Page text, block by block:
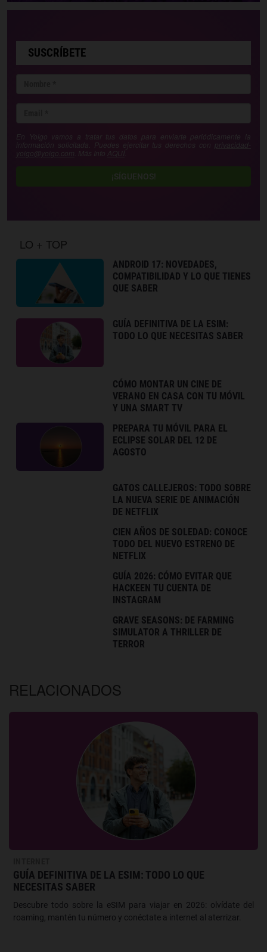
SUSCRÍBETE
En Yoigo vamos a tratar tus datos para enviarte periódicamente la
información solicitada. Puedes ejercitar tus derechos con privacidad-
yoigo@yoigo.com . Más Info AQUÍ
¡SÍGUENOS!
LO + TOP
ANDROID 17: NOVEDADES,
COMPATIBILIDAD Y LO QUE TIENES
QUE SABER
GUÍA DEFINITIVA DE LA ESIM:
TODO LO QUE NECESITAS SABER
CÓMO MONTAR UN CINE DE
VERANO EN CASA CON TU MÓVIL
Y UNA SMART TV
PREPARA TU MÓVIL PARA EL
ECLIPSE SOLAR DEL 12 DE
AGOSTO
GATOS CALLEJEROS: TODO SOBRE
LA NUEVA SERIE DE ANIMACIÓN
DE NETFLIX
CIEN AÑOS DE SOLEDAD: CONOCE
TODO DEL NUEVO ESTRENO DE
NETFLIX
GUÍA 2026: CÓMO EVITAR QUE
HACKEEN TU CUENTA DE
INSTAGRAM
GRAVE SEASONS: DE FARMING
SIMULATOR A THRILLER DE
TERROR
RELACIONADOS
GUÍA DEFINITIVA DE LA ESIM: TODO LO QUE
NECESITAS SABER
Descubre todo sobre la eSIM para viajar en 2026: olvídate del
roaming, mantén tu número y conéctate a internet al aterrizar.